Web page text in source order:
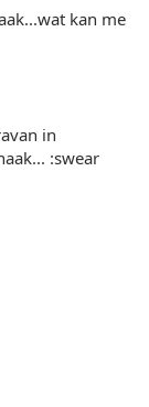
kan me
in
:swear